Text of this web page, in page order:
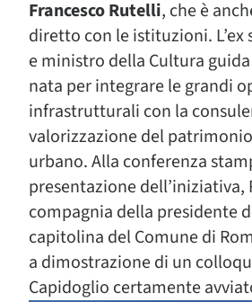
Francesco Rutelli, che è
diretto con le istituzioni. L’ex
e ministro della Cultura
nata per integrare le grandi
infrastrutturali con la
valorizzazione del
urbano. Alla conferenza
presentazione dell’iniziativa,
compagnia della presidente
capitolina del Comune di
a dimostrazione di un
Capidoglio certamente